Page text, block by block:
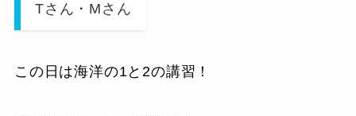
Tさん・Mさん
この日は海洋の1と2の講習！